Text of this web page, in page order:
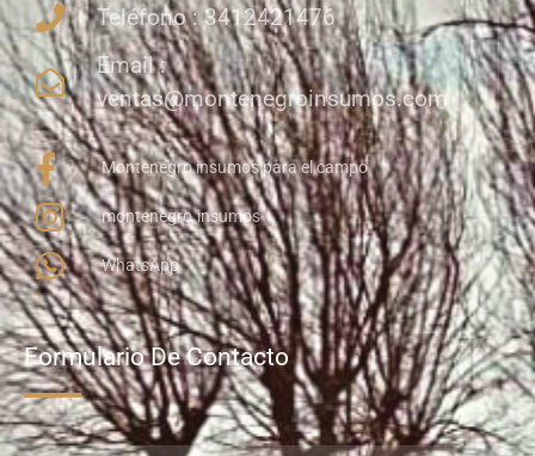
Teléfono : 3412421476
Email :
ventas@montenegroinsumos.com
Montenegro insumos para el campo
montenegro.insumos
WhatsApp
Formulario De Contacto